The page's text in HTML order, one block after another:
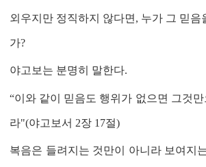
외우지만 정직하지 않다면 , 누가 그 믿음
가?
야고보는 분명히 말한다.
“이와 같이 믿음도 행위가 없으면 그것만
라"(야고보서 2장 17절)
복음은 들려지는 것만이 아니라 보여지